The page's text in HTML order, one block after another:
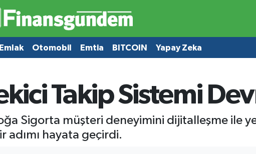
Emlak Otomobil Emtia BITCOIN Yapay Zeka
Takip Sistemi
Sigorta müşteri deneyimini dijitalleşme ile
adımı hayata geçirdi.